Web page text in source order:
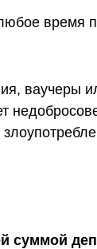
время
ваучеры
суммой